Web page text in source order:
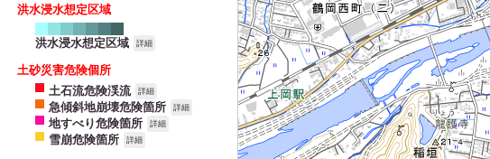
洪水浸水想定区域
洪水浸水想定区域 詳細
土砂災害危険個所
土石流危険渓流
詳細
急傾斜地崩壊危険箇所 詳細
地すべり危険箇所 詳細
雪崩危険箇所 詳細